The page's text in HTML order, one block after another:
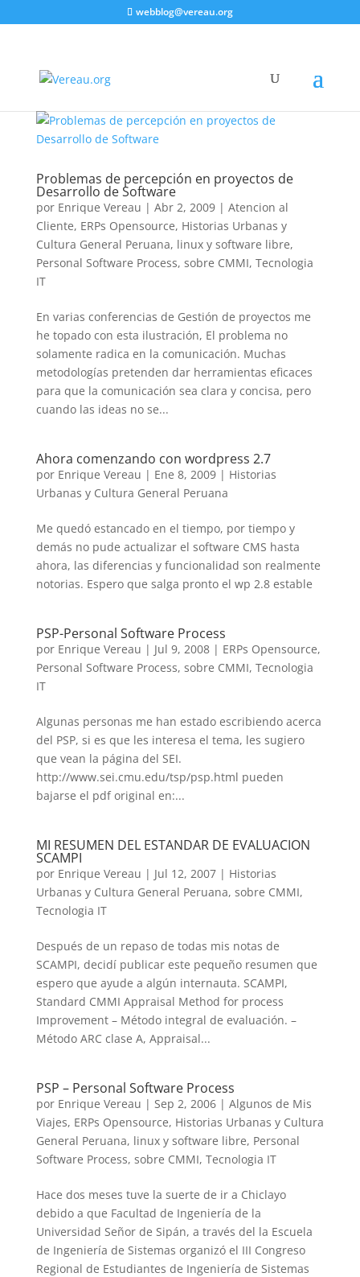
webblog@vereau.org
Problemas de percepción en proyectos de
Desarrollo de Software
por Enrique Vereau | Abr 2, 2009| Atencion al
Cliente, ERPs Opensource, Historias Urbanas y
Cultura General Peruana, linux y software libre,
Personal Software Process, sobre CMMI, Tecnologia
IT
En varias conferencias de Gestión de proyectos me
he topado con esta ilustración, El problema no
solamente radica en la comunicación. Muchas
metodologías pretenden dar herramientas eficaces
para que la comunicación sea clara y concisa, pero
cuando las ideas no se...
Ahora comenzando con wordpress 2.7
por Enrique Vereau | Ene 8, 2009| Historias
Urbanas y Cultura General Peruana
Me quedó estancado en el tiempo, por tiempo y
demás no pude actualizar el software CMS hasta
ahora, las diferencias y funcionalidad son realmente
notorias. Espero que salga pronto el wp 2.8 estable
PSP-Personal Software Process
por Enrique Vereau | Jul 9, 2008| ERPs Opensource,
Personal Software Process, sobre CMMI, Tecnologia
IT
Algunas personas me han estado escribiendo acerca
del PSP, si es que les interesa el tema, les sugiero
que vean la página del SEI.
http://www.sei.cmu.edu/tsp/psp.html pueden
bajarse el pdf original en:...
MI RESUMEN DEL ESTANDAR DE EVALUACION
SCAMPI
por Enrique Vereau | Jul 12, 2007| Historias
Urbanas y Cultura General Peruana, sobre CMMI,
Tecnologia IT
Después de un repaso de todas mis notas de
SCAMPI, decidí publicar este pequeño resumen que
espero que ayude a algún internauta. SCAMPI,
Standard CMMI Appraisal Method for process
Improvement – Método integral de evaluación. –
Método ARC clase A, Appraisal...
PSP – Personal Software Process
por Enrique Vereau | Sep 2, 2006| Algunos de Mis
Viajes, ERPs Opensource, Historias Urbanas y Cultura
General Peruana, linux y software libre, Personal
Software Process, sobre CMMI, Tecnologia IT
Hace dos meses tuve la suerte de ir a Chiclayo
debido a que Facultad de Ingeniería de la
Universidad Señor de Sipán, a través del la Escuela
de Ingeniería de Sistemas organizó el III Congreso
Regional de Estudiantes de Ingeniería de Sistemas